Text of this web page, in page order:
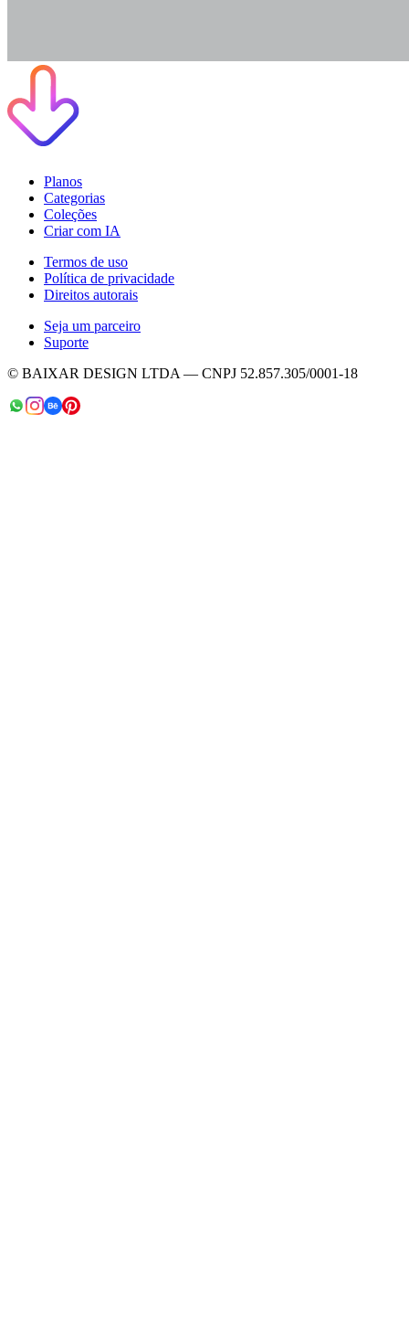
Planos
Categorias
Coleções
Criar com IA
Termos de uso
Política de privacidade
Direitos autorais
Seja um parceiro
Suporte
© BAIXAR DESIGN LTDA — CNPJ 52.857.305/0001-18